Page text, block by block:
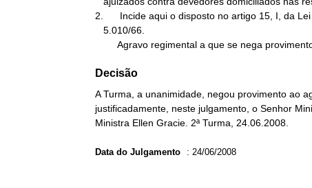
2.      Incide aqui o disposto no artigo 15, I, da Lei
Agravo regimental a que se nega
Decisão
A Turma, a unanimidade, negou provimento ao
justificadamente, neste julgamento, o Senhor
Ministra Ellen Gracie. 2ª Turma, 24.06.2008.
Data do Julgamento : 24/06/2008